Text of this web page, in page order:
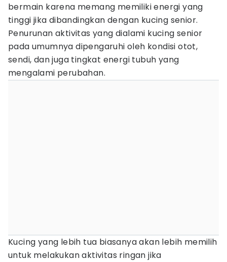
bermain karena memang memiliki energi yang
tinggi jika dibandingkan dengan kucing senior.
Penurunan aktivitas yang dialami kucing senior
pada umumnya dipengaruhi oleh kondisi otot,
sendi, dan juga tingkat energi tubuh yang
mengalami perubahan.
Kucing yang lebih tua biasanya akan lebih memilih
untuk melakukan aktivitas ringan jika